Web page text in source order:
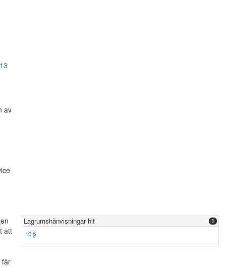
13
av
att
Lagrumshänvisningar hit 1
10 §
får